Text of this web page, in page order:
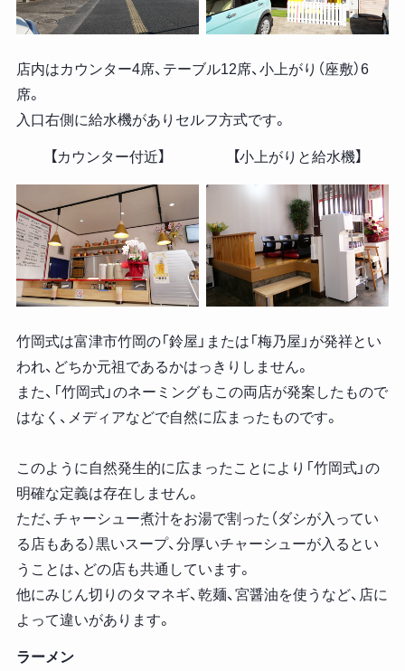
店内はカウンター4席、テーブル12席、小上がり（座敷）6
席。
入口右側に給水機がありセルフ方式です。
【カウンター付近】 【小上がりと給水機】
竹岡式は富津市竹岡の「鈴屋」または「梅乃屋」が発祥とい
われ、どちか元祖であるかはっきりしません。
また、「竹岡式」のネーミングもこの両店が発案したもので
はなく、メディアなどで自然に広まったものです。
このように自然発生的に広まったことにより「竹岡式」の
明確な定義は存在しません。
ただ、チャーシュー煮汁をお湯で割った（ダシが入ってい
る店もある）黒いスープ、分厚いチャーシューが入るとい
うことは、どの店も共通しています。
他にみじん切りのタマネギ、乾麺、宮醤油を使うなど、店に
よって違いがあります。
ラーメン